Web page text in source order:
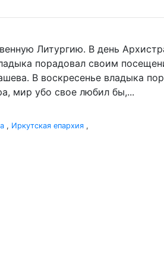
Литургию. В день
порадовал своим
В воскресенье владыка
мир убо свое любил бы,...
, Иркутская епархия ,